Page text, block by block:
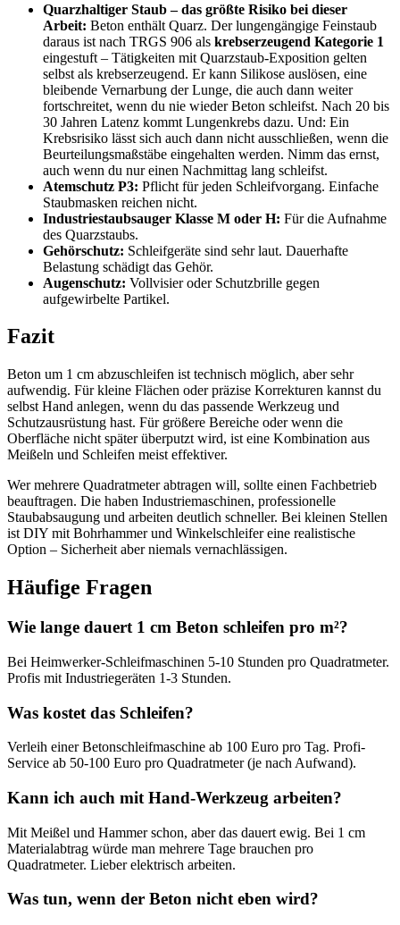
Quarzhaltiger Staub – das größte Risiko bei dieser
Arbeit: Beton enthält Quarz. Der lungengängige Feinstaub
daraus ist nach TRGS 906 als krebserzeugend Kategorie 1
eingestuft – Tätigkeiten mit Quarzstaub-Exposition gelten
selbst als krebserzeugend. Er kann Silikose auslösen, eine
bleibende Vernarbung der Lunge, die auch dann weiter
fortschreitet, wenn du nie wieder Beton schleifst. Nach 20 bis
30 Jahren Latenz kommt Lungenkrebs dazu. Und: Ein
Krebsrisiko lässt sich auch dann nicht ausschließen, wenn die
Beurteilungsmaßstäbe eingehalten werden. Nimm das ernst,
auch wenn du nur einen Nachmittag lang schleifst.
Atemschutz P3: Pflicht für jeden Schleifvorgang. Einfache
Staubmasken reichen nicht.
Industriestaubsauger Klasse M oder H: Für die Aufnahme
des Quarzstaubs.
Gehörschutz: Schleifgeräte sind sehr laut. Dauerhafte
Belastung schädigt das Gehör.
Augenschutz: Vollvisier oder Schutzbrille gegen
aufgewirbelte Partikel.
Fazit
Beton um 1 cm abzuschleifen ist technisch möglich, aber sehr
aufwendig. Für kleine Flächen oder präzise Korrekturen kannst du
selbst Hand anlegen, wenn du das passende Werkzeug und
Schutzausrüstung hast. Für größere Bereiche oder wenn die
Oberfläche nicht später überputzt wird, ist eine Kombination aus
Meißeln und Schleifen meist effektiver.
Wer mehrere Quadratmeter abtragen will, sollte einen Fachbetrieb
beauftragen. Die haben Industriemaschinen, professionelle
Staubabsaugung und arbeiten deutlich schneller. Bei kleinen Stellen
ist DIY mit Bohrhammer und Winkelschleifer eine realistische
Option – Sicherheit aber niemals vernachlässigen.
Häufige Fragen
Wie lange dauert 1 cm Beton schleifen pro m²?
Bei Heimwerker-Schleifmaschinen 5-10 Stunden pro Quadratmeter.
Profis mit Industriegeräten 1-3 Stunden.
Was kostet das Schleifen?
Verleih einer Betonschleifmaschine ab 100 Euro pro Tag. Profi-
Service ab 50-100 Euro pro Quadratmeter (je nach Aufwand).
Kann ich auch mit Hand-Werkzeug arbeiten?
Mit Meißel und Hammer schon, aber das dauert ewig. Bei 1 cm
Materialabtrag würde man mehrere Tage brauchen pro
Quadratmeter. Lieber elektrisch arbeiten.
Was tun, wenn der Beton nicht eben wird?